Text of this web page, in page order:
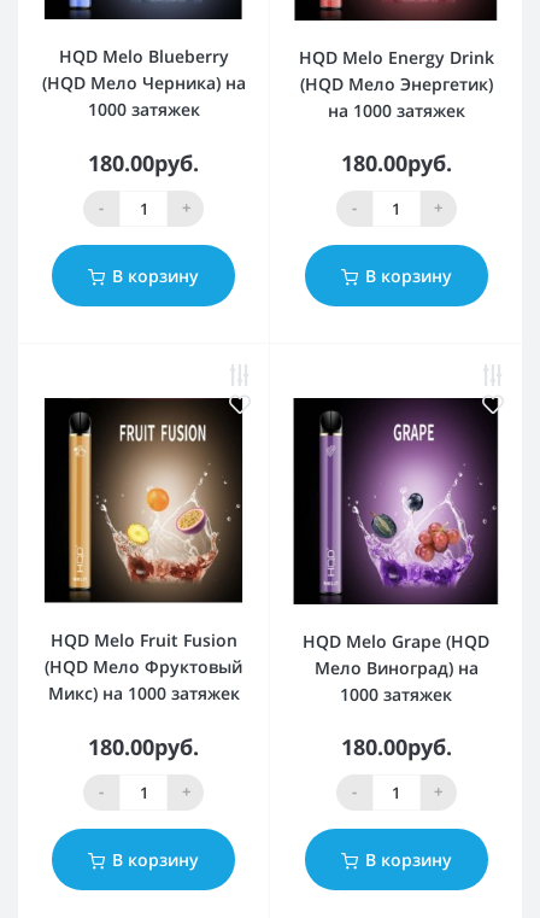
HQD Melo Blueberry
(HQD Мело Черника) на
1000 затяжек
180.00руб.
- +
В корзину
HQD Melo Energy Drink
(HQD Мело Энергетик)
на 1000 затяжек
180.00руб.
- +
В корзину
HQD Melo Fruit Fusion
(HQD Мело Фруктовый
Микс) на 1000 затяжек
180.00руб.
- +
В корзину
HQD Melo Grape (HQD
Мело Виноград) на
1000 затяжек
180.00руб.
- +
В корзину